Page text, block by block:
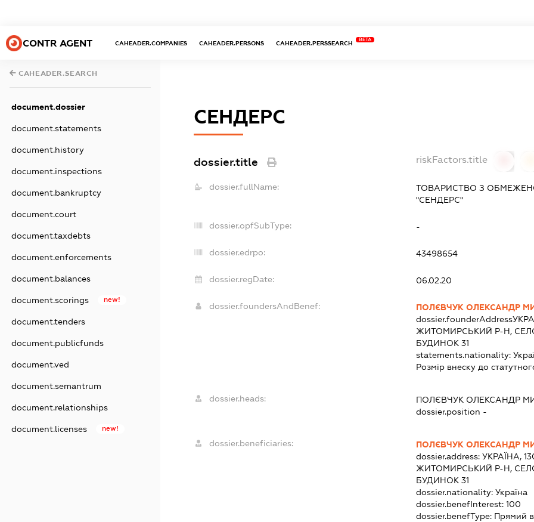
CONTR AGENT CAHEADER.COMPANIES CAHEADER.PERSONS CAHEADER.PERSSEARCH
BETA
CAHEADER.SEARCH
document.dossier
document.statements
document.history
document.inspections
document.bankruptcy
document.court
document.taxdebts
document.enforcements
document.balances
document.scorings new!
document.tenders
document.publicfunds
document.ved
document.semantrum
document.relationships
document.licenses new!
СЕНДЕРС
dossier.title riskFactors.title
dossier.fullName:
ТОВАРИСТВО З
"СЕНДЕРС"
dossier.opfSubType: -
dossier.edrpo: 43498654
dossier.regDate: 06.02.20
dossier.foundersAndBenef:
ПОЛЄВЧУК ОЛЕКСАНДР
dossier.founderAddress
ЖИТОМИРСЬКИЙ Р-Н,
БУДИНОК 31
statements.nationality:
Розмір внеску до
dossier.heads: ПОЛЄВЧУК ОЛЕКСАНДР
dossier.position -
dossier.beneficiaries:
ПОЛЄВЧУК ОЛЕКСАНДР
dossier.address: УКРАЇНА,
ЖИТОМИРСЬКИЙ Р-Н,
БУДИНОК 31
dossier.nationality: Україна
dossier.benefInterest: 100
dossier.benefType: Прямий